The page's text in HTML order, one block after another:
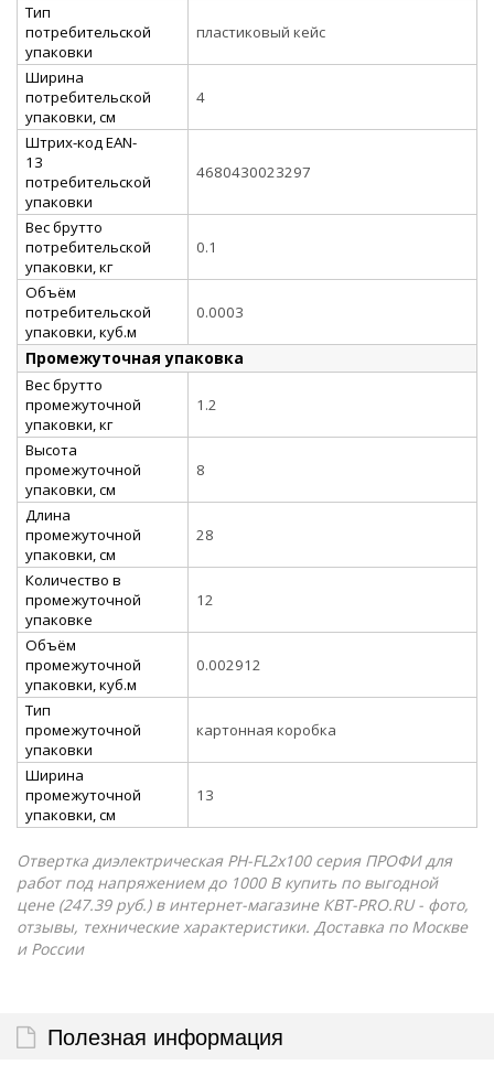
Тип
потребительской
упаковки
пластиковый кейс
Ширина
потребительской
упаковки, см
4
Штрих-код EAN-
13
потребительской
упаковки
4680430023297
Вес брутто
потребительской
упаковки, кг
0.1
Объём
потребительской
упаковки, куб.м
0.0003
Промежуточная упаковка
Вес брутто
промежуточной
упаковки, кг
1.2
Высота
промежуточной
упаковки, см
8
Длина
промежуточной
упаковки, см
28
Количество в
промежуточной
упаковке
12
Объём
промежуточной
упаковки, куб.м
0.002912
Тип
промежуточной
упаковки
картонная коробка
Ширина
промежуточной
упаковки, см
13
Отвертка диэлектрическая PH-FL2х100 серия ПРОФИ для
работ под напряжением до 1000 В купить по выгодной
цене (247.39 руб.) в интернет-магазине КВТ-PRO.RU - фото,
отзывы, технические характеристики. Доставка по Москве
и России
Полезная информация